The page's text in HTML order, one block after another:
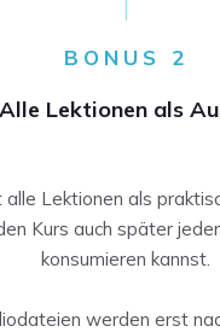
BONUS 2
Alle Lektionen als
Lektionen als
Kurs auch später
konsumieren kannst.
werden erst